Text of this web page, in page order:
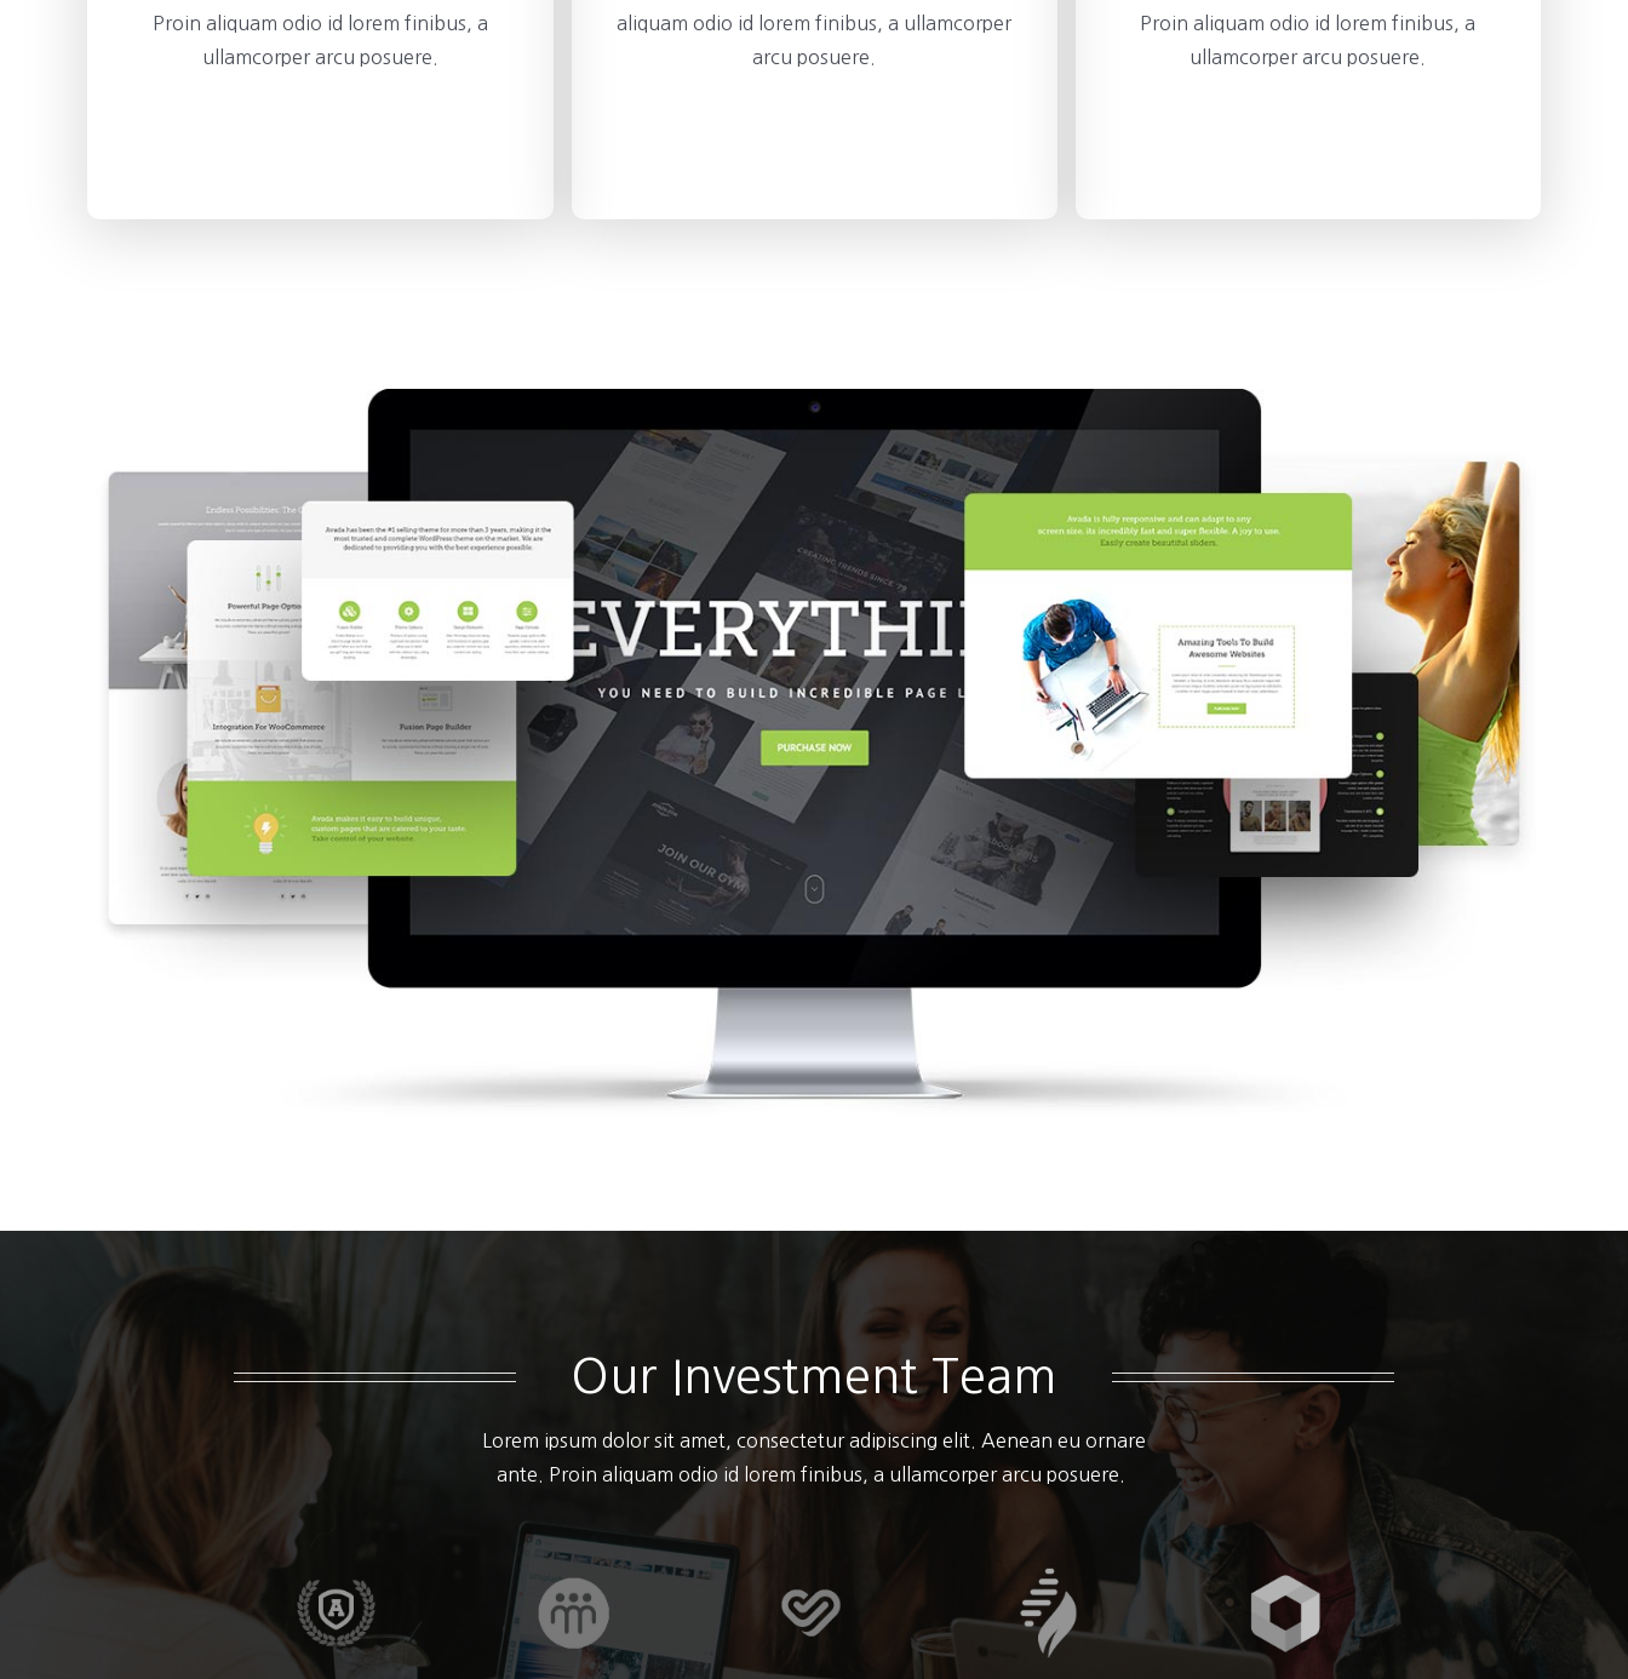
Proin aliquam odio id lorem finibus, a
ullamcorper arcu posuere.
aliquam odio id lorem finibus, a ullamcorper
arcu posuere.
Proin aliquam odio id lorem finibus, a
ullamcorper arcu posuere.
Our Investment Team
Lorem ipsum dolor sit amet, consectetur adipiscing elit. Aenean eu ornare
ante. Proin aliquam odio id lorem finibus, a ullamcorper arcu posuere.